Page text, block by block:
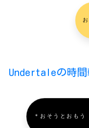
Undertaleの時間
＊おそうとおも